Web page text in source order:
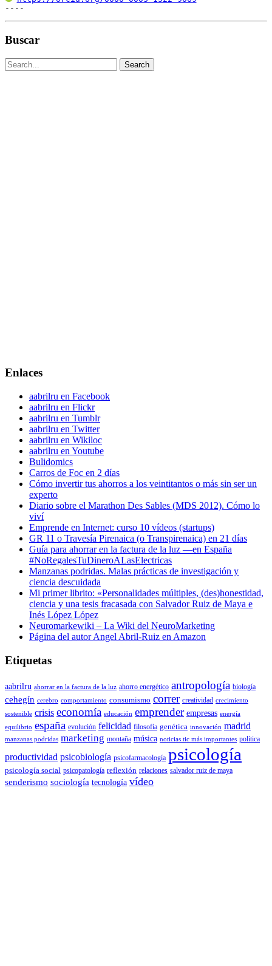
----
Buscar
Enlaces
aabrilru en Facebook
aabrilru en Flickr
aabrilru en Tumblr
aabrilru en Twitter
aabrilru en Wikiloc
aabrilru en Youtube
Bulidomics
Carros de Foc en 2 días
Cómo invertir tus ahorros a los veintitantos o más sin ser un
experto
Diario sobre el Marathon Des Sables (MDS 2012). Cómo lo
viví
Emprende en Internet: curso 10 vídeos (startups)
GR 11 o Travesía Pirenaica (o Transpirenaica) en 21 días
Guía para ahorrar en la factura de la luz —en España
#NoRegalesTuDineroALasElectricas
Manzanas podridas. Malas prácticas de investigación y
ciencia descuidada
Mi primer librito: «Personalidades múltiples, (des)honestidad,
ciencia y una tesis fracasada con Salvador Ruiz de Maya e
Inés López López
Neuromarkewiki – La Wiki del NeuroMarketing
Página del autor Angel Abril-Ruiz en Amazon
Etiquetas
aabrilru ahorrar en la factura de la luz ahorro energético antropología biología
cehegín cerebro comportamiento consumismo correr creatividad crecimiento
sostenible crisis economía educación emprender empresas energía
equilibrio españa evolución felicidad filosofía genética innovación madrid
manzanas podridas marketing montaña música noticias tic más importantes política
productividad psicobiología psicofarmacología psicología
psicología social psicopatología reflexión relaciones salvador ruiz de maya
senderismo sociología tecnología vídeo